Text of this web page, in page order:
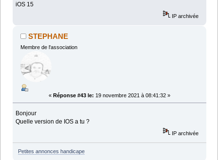
iOS 15
IP archivée
STEPHANE
Membre de l'association
« Réponse #43 le: 19 novembre 2021 à 08:41:32 »
Bonjour
Quelle version de IOS a tu ?
IP archivée
Petites annonces handicape